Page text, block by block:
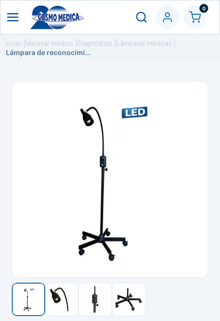
0
Inicio Material médico Diagnóstico Lámparas médicas
Lámpara de reconocimiento LED con pie rodable, color negro